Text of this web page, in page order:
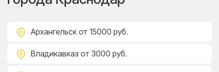
Архангельск от 15000 руб.
Владикавказ от 3000 руб.